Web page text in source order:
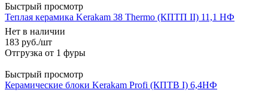
Быстрый просмотр
Теплая керамика Kerakam 38 Thermo (КПТП II) 11,1 НФ
Нет в наличии
183 руб./шт
Быстрый просмотр
Керамические блоки Kerakam Profi (КПТВ I) 6,4НФ